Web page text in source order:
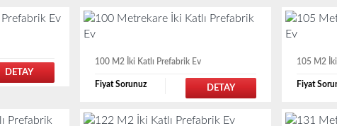
DETAY
100 M2 İki Katlı Prefabrik Ev
Fiyat Sorunuz DETAY
105 M2 İki
Fiyat